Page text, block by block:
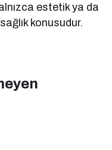
estetik ya da
konusudur.